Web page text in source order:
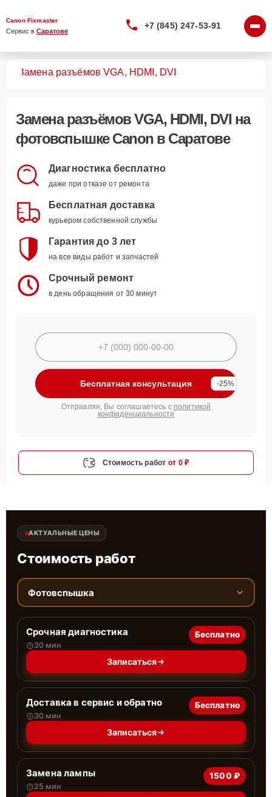
Canon Fixmaster
Сервис в Саратове
+7 (845) 247-53-91
Замена разъёмов VGA, HDMI, DVI
Замена разъёмов VGA, HDMI, DVI на
фотовспышке Canon в Саратове
Диагностика бесплатно
даже при отказе от ремонта
Бесплатная доставка
курьером собственной службы
Гарантия до 3 лет
на все виды работ и запчастей
Срочный ремонт
в день обращения от 30 минут
Бесплатная консультация -25%
Отправляя, Вы соглашаетесь с политикой
конфиденциальности
Стоимость работ от 0 ₽
АКТУАЛЬНЫЕ ЦЕНЫ
Стоимость работ
Фотовспышка
Срочная диагностика
30 мин
Бесплатно
Записаться
Доставка в сервис и обратно
30 мин
Бесплатно
Записаться
Замена лампы
25 мин
1500 ₽